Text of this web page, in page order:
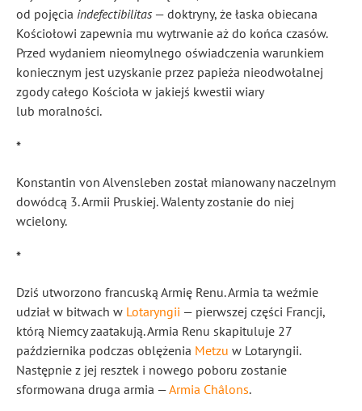
od pojęcia indefectibilitas — doktryny, że łaska obiecana
Kościołowi zapewnia mu wytrwanie aż do końca czasów.
Przed wydaniem nieomylnego oświadczenia warunkiem
koniecznym jest uzyskanie przez papieża nieodwołalnej
zgody całego Kościoła w jakiejś kwestii wiary
lub moralności.
*
Konstantin von Alvensleben został mianowany naczelnym
dowódcą 3. Armii Pruskiej. Walenty zostanie do niej
wcielony.
*
Dziś utworzono francuską Armię Renu. Armia ta weźmie
udział w bitwach w Lotaryngii — pierwszej części Francji,
którą Niemcy zaatakują. Armia Renu skapituluje 27
października podczas oblężenia Metzu w Lotaryngii.
Następnie z jej resztek i nowego poboru zostanie
sformowana druga armia —Armia Châlons.